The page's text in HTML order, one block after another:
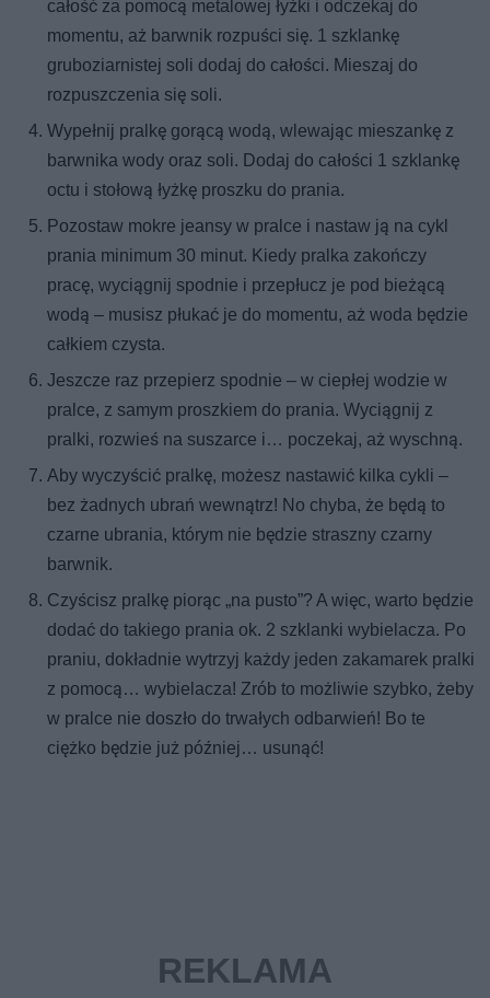
całość za pomocą metalowej łyżki i odczekaj do
momentu, aż barwnik rozpuści się. 1 szklankę
gruboziarnistej soli dodaj do całości. Mieszaj do
rozpuszczenia się soli.
Wypełnij pralkę gorącą wodą, wlewając mieszankę z
barwnika wody oraz soli. Dodaj do całości 1 szklankę
octu i stołową łyżkę proszku do prania.
Pozostaw mokre jeansy w pralce i nastaw ją na cykl
prania minimum 30 minut. Kiedy pralka zakończy
pracę, wyciągnij spodnie i przepłucz je pod bieżącą
wodą – musisz płukać je do momentu, aż woda będzie
całkiem czysta.
Jeszcze raz przepierz spodnie – w ciepłej wodzie w
pralce, z samym proszkiem do prania. Wyciągnij z
pralki, rozwieś na suszarce i… poczekaj, aż wyschną.
Aby wyczyścić pralkę, możesz nastawić kilka cykli –
bez żadnych ubrań wewnątrz! No chyba, że będą to
czarne ubrania, którym nie będzie straszny czarny
barwnik.
Czyścisz pralkę piorąc „na pusto”? A więc, warto będzie
dodać do takiego prania ok. 2 szklanki wybielacza. Po
praniu, dokładnie wytrzyj każdy jeden zakamarek pralki
z pomocą… wybielacza! Zrób to możliwie szybko, żeby
w pralce nie doszło do trwałych odbarwień! Bo te
ciężko będzie już później… usunąć!